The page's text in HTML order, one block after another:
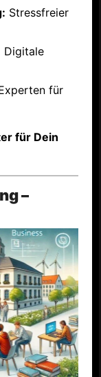
Stressfreier
Digitale
für
für Dein
–